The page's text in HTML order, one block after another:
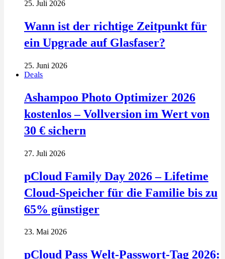
25. Juli 2026
Wann ist der richtige Zeitpunkt für
ein Upgrade auf Glasfaser?
25. Juni 2026
Deals
Ashampoo Photo Optimizer 2026
kostenlos – Vollversion im Wert von
30 € sichern
27. Juli 2026
pCloud Family Day 2026 – Lifetime
Cloud-Speicher für die Familie bis zu
65% günstiger
23. Mai 2026
pCloud Pass Welt-Passwort-Tag 2026: